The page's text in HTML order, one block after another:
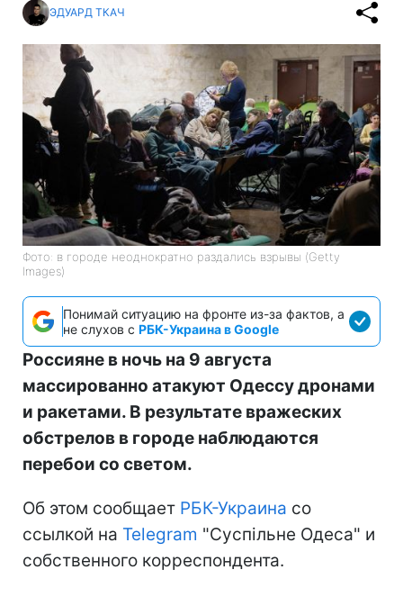
ЭДУАРД ТКАЧ
Фото: в городе неоднократно раздались взрывы (Getty
Images)
Понимай ситуацию на фронте из-за фактов, а
не слухов с РБК-Украина в Google
Россияне в ночь на 9 августа
массированно атакуют Одессу дронами
и ракетами. В результате вражеских
обстрелов в городе наблюдаются
перебои со светом.
Об этом сообщает РБК-Украина со
ссылкой на Telegram "Суспільне Одеса" и
собственного корреспондента.